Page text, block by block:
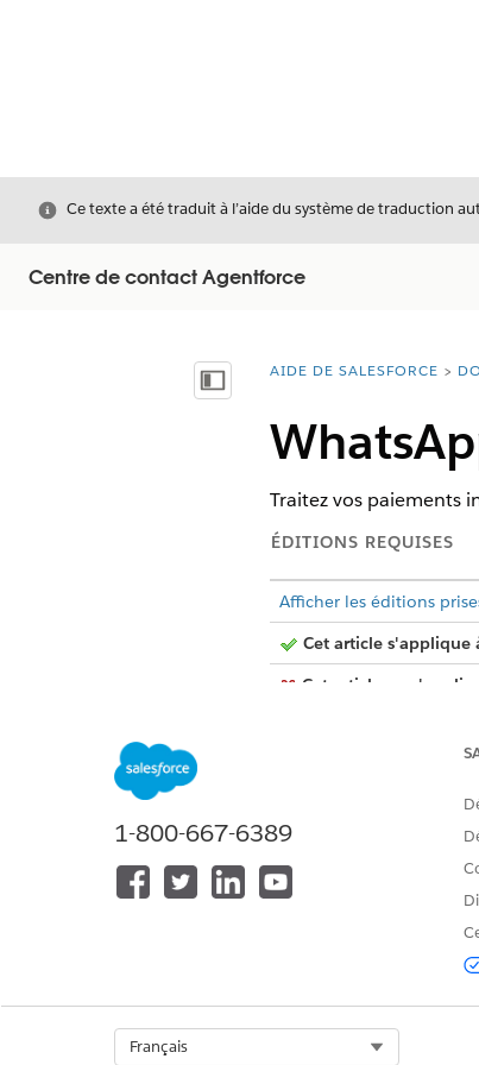
Fermer
Ce texte a été traduit à l’aide du système de traduction
Centre de contact Agentforce
Afficher la table des matières
Vous êtes ici :
AIDE DE SALESFORCE
Traitez vos paiements
ÉDITIONS REQUISES
Afficher les éditions
Cet article s'applique
Cet article ne
Le composant
envoyer des
contacter le
Modes et types de
1-800-667-6389
Français